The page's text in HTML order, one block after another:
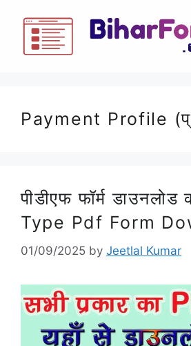
Payment Profile
पीडीएफ फॉर्म
Type Pdf Form
01/09/2025 by Jeetlal Kumar